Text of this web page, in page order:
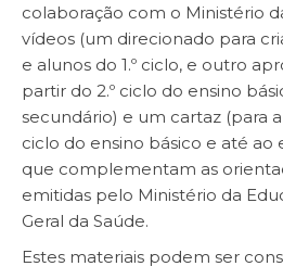
colaboração com o Ministério
vídeos (um direcionado para
e alunos do 1.º ciclo, e outro
partir do 2.º ciclo do ensino
secundário) e um cartaz (para
ciclo do ensino básico e até ao
que complementam as
emitidas pelo Ministério da
Geral da Saúde.
Estes materiais podem ser